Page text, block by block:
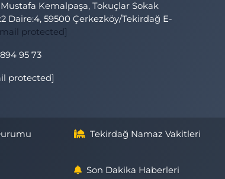
Kemalpaşa, Tokuçlar Sokak
Daire:4, 59500 Çerkezköy/Tekirdağ E-
protected]
95 73
protected]
Tekirdağ Namaz Vakitleri
Son Dakika Haberleri